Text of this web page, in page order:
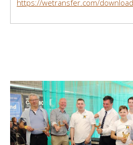
https://wetransfer.com/